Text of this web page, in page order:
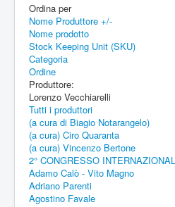
Ordina per
Nome Produttore +/-
Nome prodotto
Stock Keeping Unit (SKU)
Categoria
Ordine
Produttore:
Lorenzo Vecchiarelli
Tutti i produttori
(a cura di Biagio Notarangelo)
(a cura) Ciro Quaranta
(a cura) Vincenzo Bertone
2° CONGRESSO
Adamo Calò - Vito Magno
Adriano Parenti
Agostino Favale